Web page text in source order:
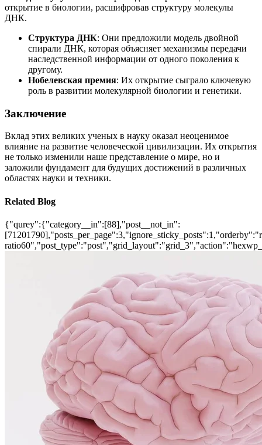
открытие в биологии, расшифровав структуру молекулы
ДНК.
Структура ДНК: Они предложили модель двойной
спирали ДНК, которая объясняет механизмы передачи
наследственной информации от одного поколения к
другому.
Нобелевская премия: Их открытие сыграло ключевую
роль в развитии молекулярной биологии и генетики.
Заключение
Вклад этих великих ученых в науку оказал неоценимое
влияние на развитие человеческой цивилизации. Их открытия
не только изменили наше представление о мире, но и
заложили фундамент для будущих достижений в различных
областях науки и техники.
Related Blog
{"qurey":{"category__in":[88],"post__not_in":